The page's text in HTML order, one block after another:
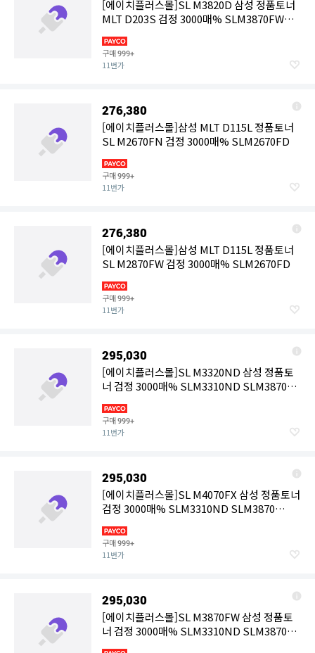
[에이치플러스몰]SL M3820D 삼성 정품토너
MLT D203S 검정 3000매% SLM3870FW
구매999+
11번가
276,380
[에이치플러스몰]삼성 MLT D115L 정품토너
SL M2670FN 검정 3000매% SLM2670FD
구매999+
11번가
276,380
[에이치플러스몰]삼성 MLT D115L 정품토너
SL M2870FW 검정 3000매% SLM2670FD
구매999+
11번가
295,030
[에이치플러스몰]SL M3320ND 삼성 정품토
너 검정 3000매% SLM3310ND SLM3870
구매999+
11번가
295,030
[에이치플러스몰]SL M4070FX 삼성 정품토너
검정 3000매% SLM3310ND SLM3870
구매999+
11번가
295,030
[에이치플러스몰]SL M3870FW 삼성 정품토
너 검정 3000매% SLM3310ND SLM3870